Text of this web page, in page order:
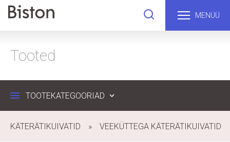
MENÜÜ
Tooted
TOOTEKATEGOORIAD
KÄTERÄTIKUIVATID VEEKÜTTEGA KÄTERÄTIKUIVATID